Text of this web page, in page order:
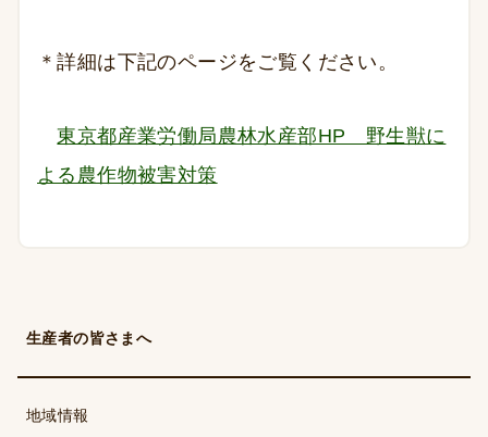
生産者の皆さまへ
地域情報
＊詳細は下記のページをご覧ください。
東京都産業労働局農林水産部HP 野生獣に
よる農作物被害対策